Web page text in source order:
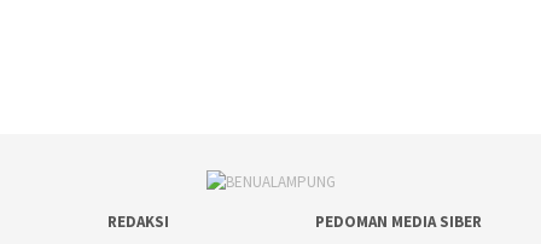
REDAKSI
PEDOMAN MEDIA SIBER